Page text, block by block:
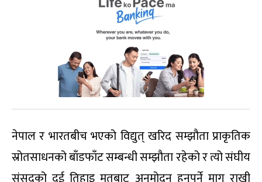
नेपाल र भारतबीच भएको विद्युत् खरिद सम्झौता प्राकृतिक
स्रोतसाधनको बाँडफाँट सम्बन्धी सम्झौता रहेको र त्यो संघीय